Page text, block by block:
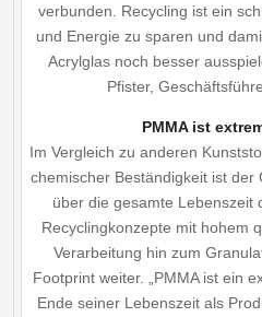
verbunden. Recycling ist ein
und Energie zu sparen und
Acrylglas noch besser
Pfister,
PMMA ist
Im Vergleich zu anderen
chemischer Beständigkeit ist
über die gesamte Lebenszeit
Recyclingkonzepte mit hohem
Verarbeitung hin zum
Footprint weiter. „PMMA ist ein
Ende seiner Lebenszeit als